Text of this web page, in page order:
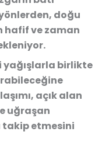
doğu
hafif ve zaman
yağışlarla birlikte
açık alan
uğraşan
takip etmesini